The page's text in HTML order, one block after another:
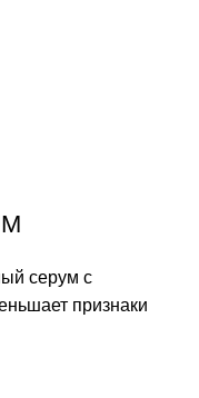
серум с
признаки